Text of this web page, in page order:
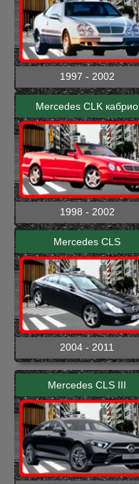
1997 - 2002
Mercedes CLK кабрио
1998 - 2002
Mercedes CLS
2004 - 2011
Mercedes CLS III